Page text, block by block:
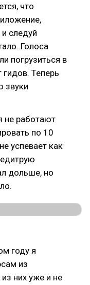
что
и следуй
Голоса
погрузиться в
гидов. Теперь
звуки
не работают
по 10
успевает как
дольше, но
году я
из
них уже и не